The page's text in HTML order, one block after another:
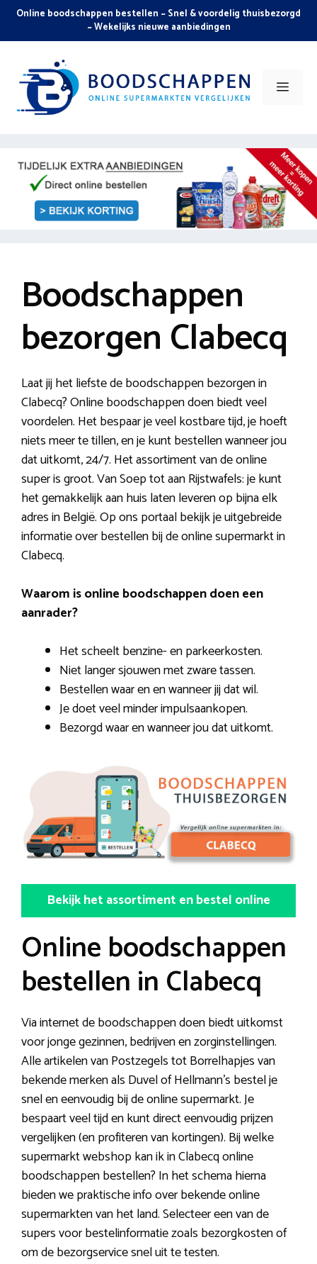
Skip
content
Online boodschappen bestellen ~ Snel & voordelig thuisbezorgd
~ Wekelijks nieuwe aanbiedingen
Menu
Boodschappen
bezorgen Clabecq
Laat jij het liefste de boodschappen bezorgen in
Clabecq? Online boodschappen doen biedt veel
voordelen. Het bespaar je veel kostbare tijd, je hoeft
niets meer te tillen, en je kunt bestellen wanneer jou
dat uitkomt, 24/7. Het assortiment van de online
super is groot. Van Soep tot aan Rijstwafels: je kunt
het gemakkelijk aan huis laten leveren op bijna elk
adres in België. Op ons portaal bekijk je uitgebreide
informatie over bestellen bij de online supermarkt in
Clabecq.
Waarom is online boodschappen doen een
aanrader?
Het scheelt benzine- en parkeerkosten.
Niet langer sjouwen met zware tassen.
Bestellen waar en en wanneer jij dat wil.
Je doet veel minder impulsaankopen.
Bezorgd waar en wanneer jou dat uitkomt.
Bekijk het assortiment en bestel online
Online boodschappen
bestellen in Clabecq
Via internet de boodschappen doen biedt uitkomst
voor jonge gezinnen, bedrijven en zorginstellingen.
Alle artikelen van Postzegels tot Borrelhapjes van
bekende merken als Duvel of Hellmann’s bestel je
snel en eenvoudig bij de online supermarkt. Je
bespaart veel tijd en kunt direct eenvoudig prijzen
vergelijken (en profiteren van kortingen). Bij welke
supermarkt webshop kan ik in Clabecq online
boodschappen bestellen? In het schema hierna
bieden we praktische info over bekende online
supermarkten van het land. Selecteer een van de
supers voor bestelinformatie zoals bezorgkosten of
om de bezorgservice snel uit te testen.